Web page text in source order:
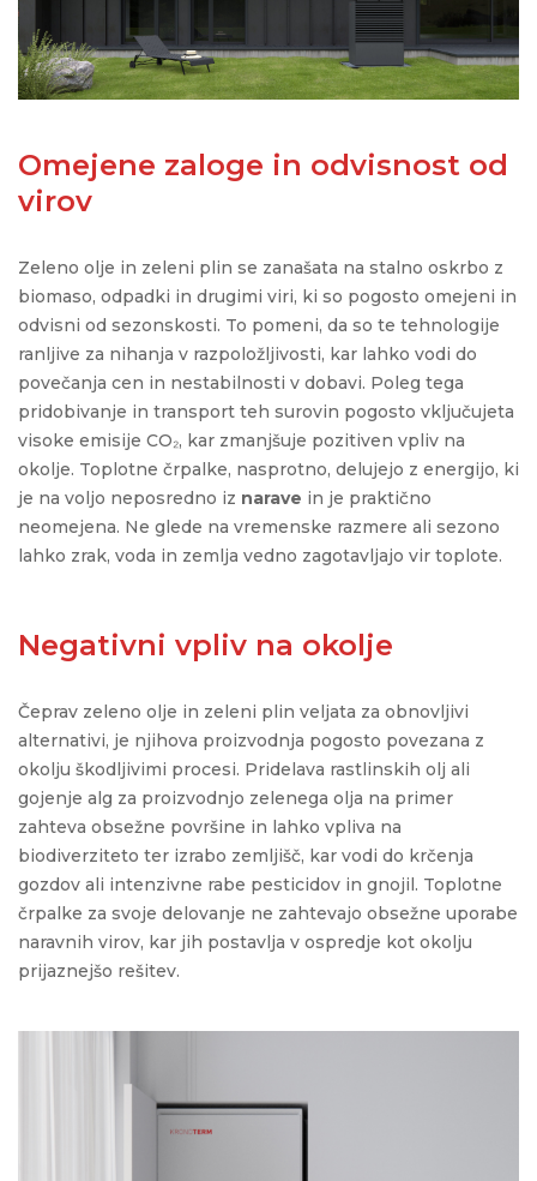
Omejene zaloge in odvisnost od
virov
Zeleno olje in zeleni plin se zanašata na stalno oskrbo z
biomaso, odpadki in drugimi viri, ki so pogosto omejeni in
odvisni od sezonskosti. To pomeni, da so te tehnologije
ranljive za nihanja v razpoložljivosti, kar lahko vodi do
povečanja cen in nestabilnosti v dobavi. Poleg tega
pridobivanje in transport teh surovin pogosto vključujeta
visoke emisije CO₂, kar zmanjšuje pozitiven vpliv na
okolje. Toplotne črpalke, nasprotno, delujejo z energijo, ki
je na voljo neposredno iz narave in je praktično
neomejena. Ne glede na vremenske razmere ali sezono
lahko zrak, voda in zemlja vedno zagotavljajo vir toplote.
Negativni vpliv na okolje
Čeprav zeleno olje in zeleni plin veljata za obnovljivi
alternativi, je njihova proizvodnja pogosto povezana z
okolju škodljivimi procesi. Pridelava rastlinskih olj ali
gojenje alg za proizvodnjo zelenega olja na primer
zahteva obsežne površine in lahko vpliva na
biodiverziteto ter izrabo zemljišč, kar vodi do krčenja
gozdov ali intenzivne rabe pesticidov in gnojil. Toplotne
črpalke za svoje delovanje ne zahtevajo obsežne uporabe
naravnih virov, kar jih postavlja v ospredje kot okolju
prijaznejšo rešitev.